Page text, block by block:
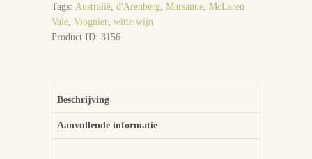
Tags: Australië d'Arenberg Marsanne McLaren
Vale Viognier witte wijn
Product ID: 3156
Beschrijving
Aanvullende informatie